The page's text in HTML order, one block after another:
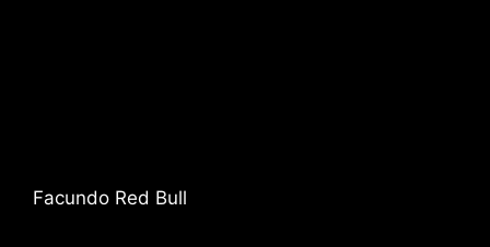
Facundo Red Bull